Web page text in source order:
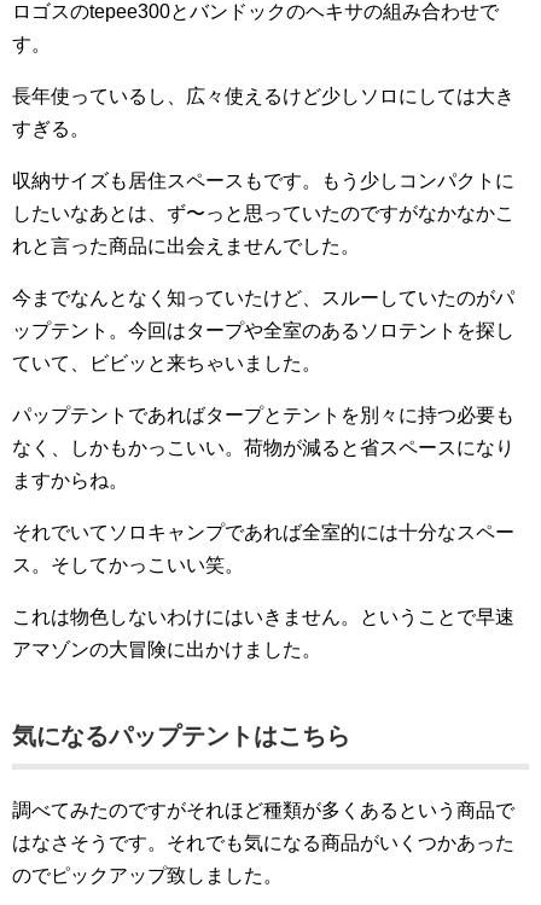
ロゴスのtepee300とバンドックのヘキサの組み合わせで
す。
長年使っているし、広々使えるけど少しソロにしては大き
すぎる。
収納サイズも居住スペースもです。もう少しコンパクトに
したいなあとは、ず〜っと思っていたのですがなかなかこ
れと言った商品に出会えませんでした。
今までなんとなく知っていたけど、スルーしていたのがパ
ップテント。今回はタープや全室のあるソロテントを探し
ていて、ビビッと来ちゃいました。
パップテントであればタープとテントを別々に持つ必要も
なく、しかもかっこいい。荷物が減ると省スペースになり
ますからね。
それでいてソロキャンプであれば全室的には十分なスペー
ス。そしてかっこいい笑。
これは物色しないわけにはいきません。ということで早速
アマゾンの大冒険に出かけました。
気になるパップテントはこちら
調べてみたのですがそれほど種類が多くあるという商品で
はなさそうです。それでも気になる商品がいくつかあった
のでピックアップ致しました。